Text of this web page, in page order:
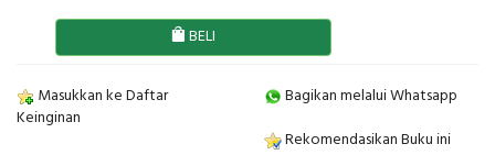
BELI
Masukkan ke Daftar
Keinginan
Bagikan melalui Whatsapp
Rekomendasikan Buku ini